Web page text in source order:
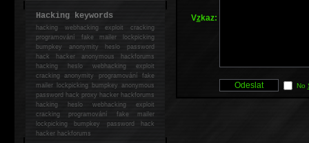
Vzkaz:
No
Hacking keywords
hackingwebhacking exploit cracking
programování fake mailer lockpicking
bumpkey anonymity heslo password
hackhacker anonymous hackforums
hackingheslo webhacking exploit
cracking anonymity programování fake
mailer lockpicking bumpkey anonymous
password hack proxy hacker hackforums
hacking heslo webhacking exploit
cracking programování fake mailer
lockpicking bumpkey password hack
hackerhackforums